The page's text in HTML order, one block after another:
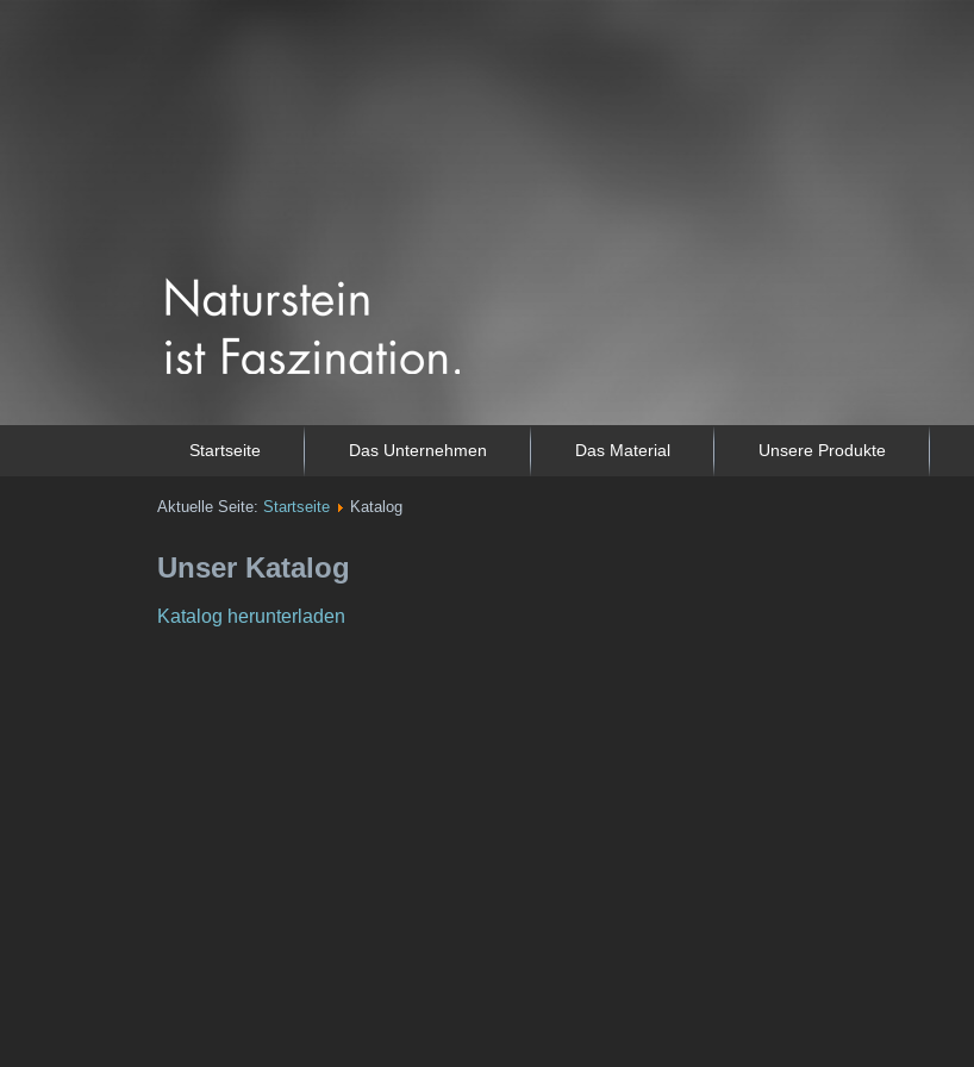
Startseite Das Unternehmen Das Material Unsere Produkte
Aktuelle Seite: Startseite Katalog
Unser Katalog
Katalog herunterladen